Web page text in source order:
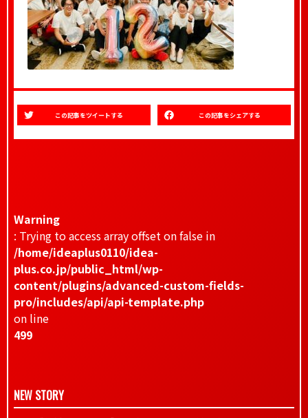
この記事をツイートする この記事をシェアする
Warning
: Trying to access array offset on false in
/home/ideaplus0110/idea-
plus.co.jp/public_html/wp-
content/plugins/advanced-custom-fields-
pro/includes/api/api-template.php
on line
499
NEW STORY